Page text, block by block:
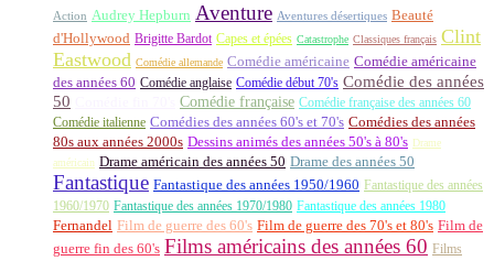
Action Audrey Hepburn Aventure Aventures désertiques Beauté
d'Hollywood Brigitte Bardot Capes et épées Catastrophe Classiques français Clint
Eastwood Comédie allemande Comédie américaine Comédie américaine
des années 60 Comédie anglaise Comédie début 70's Comédie des années
50
Comédie française Comédie française des années 60
Comédie italienne Comédies des années 60's et 70's Comédies des années
80s aux années 2000s Dessins animés des années 50's à 80's Drame
américain Drame américain des années 50 Drame des années 50
Fantastique Fantastique des années 1950/1960 Fantastique des années
1960/1970 Fantastique des années 1970/1980 Fantastique des années 1980
Fernandel Film de guerre des 60's Film de guerre des 70's et 80's Film de
guerre fin des 60's Films américains des années 60 Films